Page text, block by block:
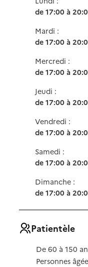
de 17:00 à
Mardi :
de 17:00 à
Mercredi :
de 17:00 à
Jeudi :
de 17:00 à
Vendredi :
de 17:00 à
Samedi :
de 17:00 à
Dimanche :
de 17:00 à
Patientèle
De 60 à 150
Personnes